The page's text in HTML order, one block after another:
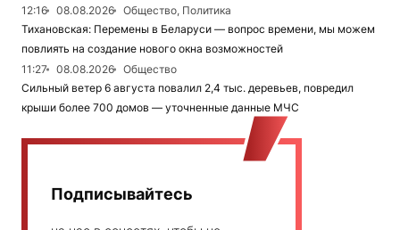
12:16
08.08.2026
Общество, Политика
Тихановская: Перемены в Беларуси — вопрос времени, мы можем
повлиять на создание нового окна возможностей
11:27
08.08.2026
Общество
Сильный ветер 6 августа повалил 2,4 тыс. деревьев, повредил
крыши более 700 домов — уточненные данные МЧС
Подписывайтесь